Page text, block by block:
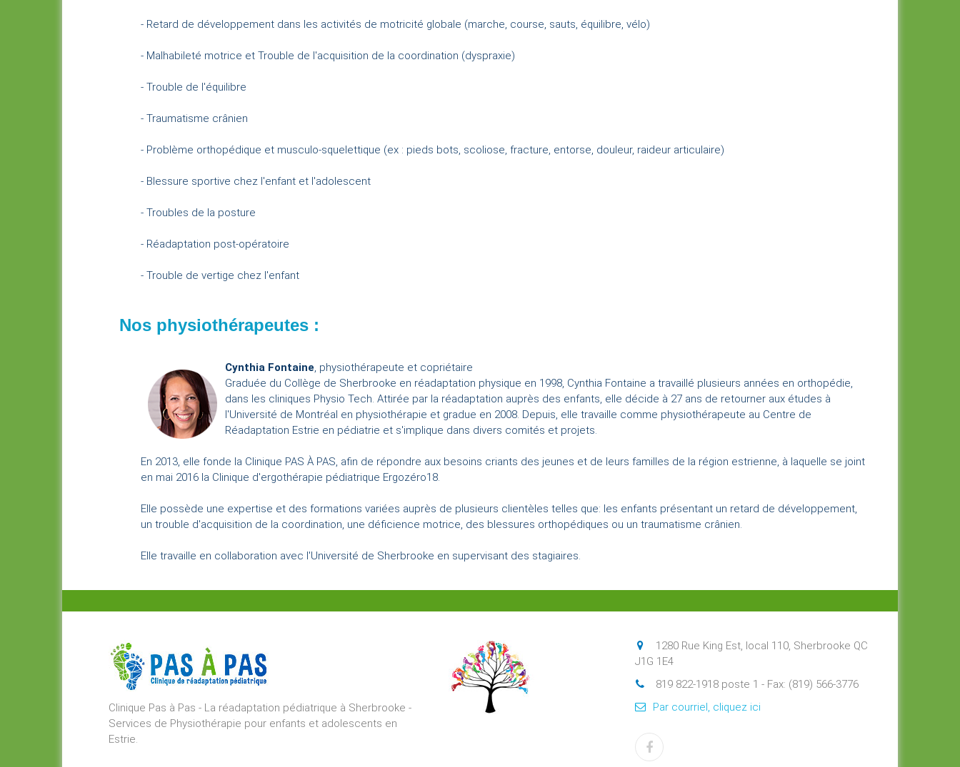
- Retard de développement dans les activités de motricité globale (marche, course, sauts, équilibre, vélo)
- Malhabileté motrice et Trouble de l'acquisition de la coordination (dyspraxie)
- Trouble de l'équilibre
- Traumatisme crânien
- Problème orthopédique et musculo-squelettique (ex : pieds bots, scoliose, fracture, entorse, douleur, raideur articulaire)
- Blessure sportive chez l'enfant et l'adolescent
- Troubles de la posture
- Réadaptation post-opératoire
- Trouble de vertige chez l'enfant
Nos physiothérapeutes :
Cynthia Fontaine, physiothérapeute et copriétaire
Graduée du Collège de Sherbrooke en réadaptation physique en 1998, Cynthia Fontaine a travaillé plusieurs années en orthopédie,
dans les cliniques Physio Tech. Attirée par la réadaptation auprès des enfants, elle décide à 27 ans de retourner aux études à
l'Université de Montréal en physiothérapie et gradue en 2008. Depuis, elle travaille comme physiothérapeute au Centre de
Réadaptation Estrie en pédiatrie et s'implique dans divers comités et projets.
En 2013, elle fonde la Clinique PAS À PAS, afin de répondre aux besoins criants des jeunes et de leurs familles de la région estrienne, à laquelle se joint
en mai 2016 la Clinique d'ergothérapie pédiatrique Ergozéro18.
Elle possède une expertise et des formations variées auprès de plusieurs clientèles telles que: les enfants présentant un retard de développement,
un trouble d'acquisition de la coordination, une déficience motrice, des blessures orthopédiques ou un traumatisme crânien.
Elle travaille en collaboration avec l'Université de Sherbrooke en supervisant des stagiaires.
Clinique Pas à Pas - La réadaptation pédiatrique à Sherbrooke -
Services de Physiothérapie pour enfants et adolescents en
Estrie.
1280 Rue King Est, local 110, Sherbrooke QC
J1G 1E4
819 822-1918 poste 1 - Fax: (819) 566-3776
Par courriel, cliquez ici